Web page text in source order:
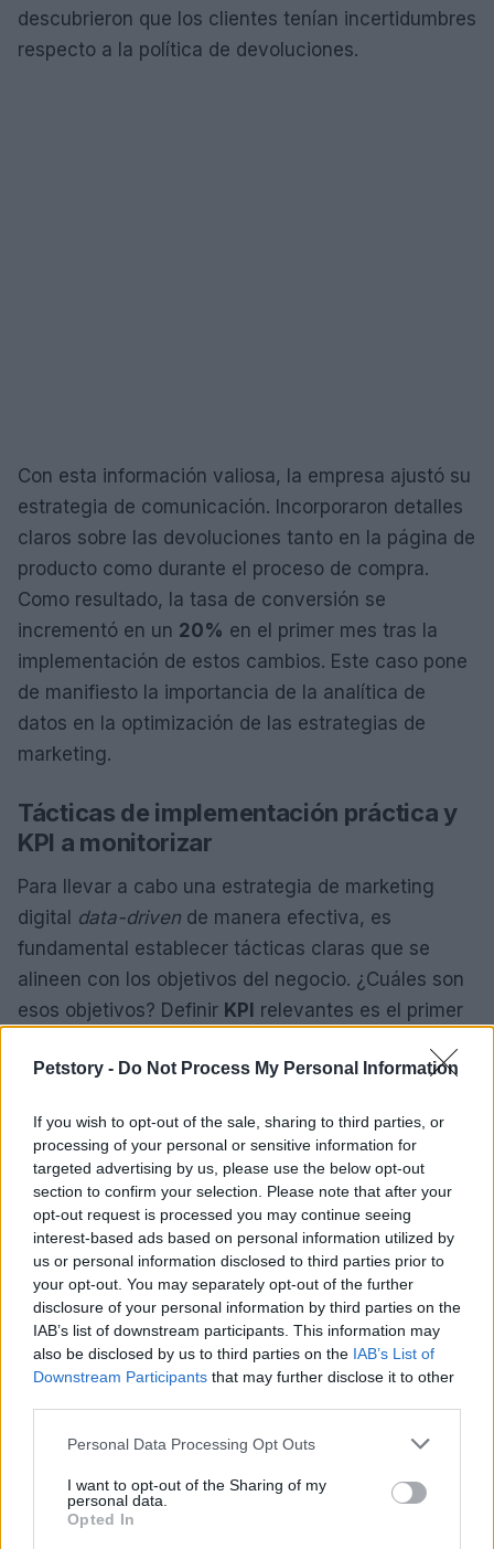
Petstory - Do Not Process My Personal Information
If you wish to opt-out of the sale, sharing to third parties, or
processing of your personal or sensitive information for
targeted advertising by us, please use the below opt-out
section to confirm your selection. Please note that after your
opt-out request is processed you may continue seeing
interest-based ads based on personal information utilized by
us or personal information disclosed to third parties prior to
your opt-out. You may separately opt-out of the further
disclosure of your personal information by third parties on the
IAB’s list of downstream participants. This information may
also be disclosed by us to third parties on the IAB’s List of
Downstream Participants that may further disclose it to other
Please note that this website/app uses one or more Google
not limited to your visit or usage behaviour. You may click to
grant or deny consent to Google and its third-party tags to
use your data for below specified purposes in below Google
Personal Data Processing Opt Outs
I want to opt-out of the Sharing of my
personal data.
Opted In
descubrieron que los clientes tenían incertidumbres
respecto a la política de devoluciones.
Con esta información valiosa, la empresa ajustó su
estrategia de comunicación. Incorporaron detalles
claros sobre las devoluciones tanto en la página de
producto como durante el proceso de compra.
Como resultado, la tasa de conversión se
incrementó en un 20% en el primer mes tras la
implementación de estos cambios. Este caso pone
de manifiesto la importancia de la analítica de
datos en la optimización de las estrategias de
marketing.
Tácticas de implementación práctica y
KPI a monitorizar
Para llevar a cabo una estrategia de marketing
digital data-driven de manera efectiva, es
fundamental establecer tácticas claras que se
alineen con los objetivos del negocio. ¿Cuáles son
esos objetivos? Definir KPI relevantes es el primer
indicadores clave a considerar son elCTR, el
La optimización continua juega un papel crucial en
este proceso. Esto implica revisar regularmente los
resultados y ajustar las estrategias según sea
necesario. Herramientas como Google Analytics,
Facebook Insights y HubSpot ofrecen una visión
clara del rendimiento, permitiendo realizar ajustes
basados en datos concretos.
Hoy en día, el marketing digitaldata-drivenno es
que invierten en datos y analítica están mejor
posicionadas para adaptarse a las demandas
cambiantes del mercado y satisfacer las